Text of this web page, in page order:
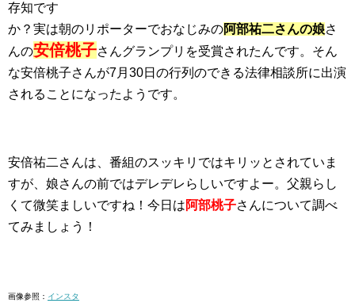
存知です
か？実は朝のリポーターでおなじみの阿部祐二さんの娘さ
んの安倍桃子さんグランプリを受賞されたんです。そん
な安倍桃子さんが7月30日の行列のできる法律相談所に出演
されることになったようです。
安倍祐二さんは、番組のスッキリではキリッとされていま
すが、娘さんの前ではデレデレらしいですよー。父親らし
くて微笑ましいですね！今日は阿部桃子さんについて調べ
てみましょう！
画像参照： インスタ